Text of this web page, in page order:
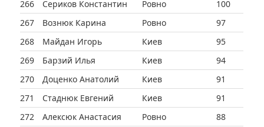
266 Сериков Константин Ровно
100
267
Вознюк Карина Ровно
97
268
Майдан Игорь Киев
95
269
Барзий Илья Киев
94
270
Доценко Анатолий Киев
91
271
Стаднюк Евгений Киев
91
272
Алексюк Анастасия Ровно
88